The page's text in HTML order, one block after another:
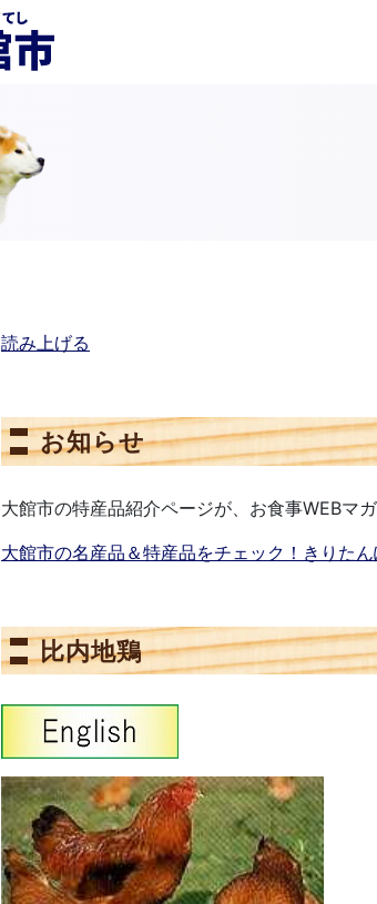
読み上げる
お知らせ
大館市の特産品紹介ページが、お食事WEBマ
大館市の名産品＆特産品をチェック！きりた
比内地鶏